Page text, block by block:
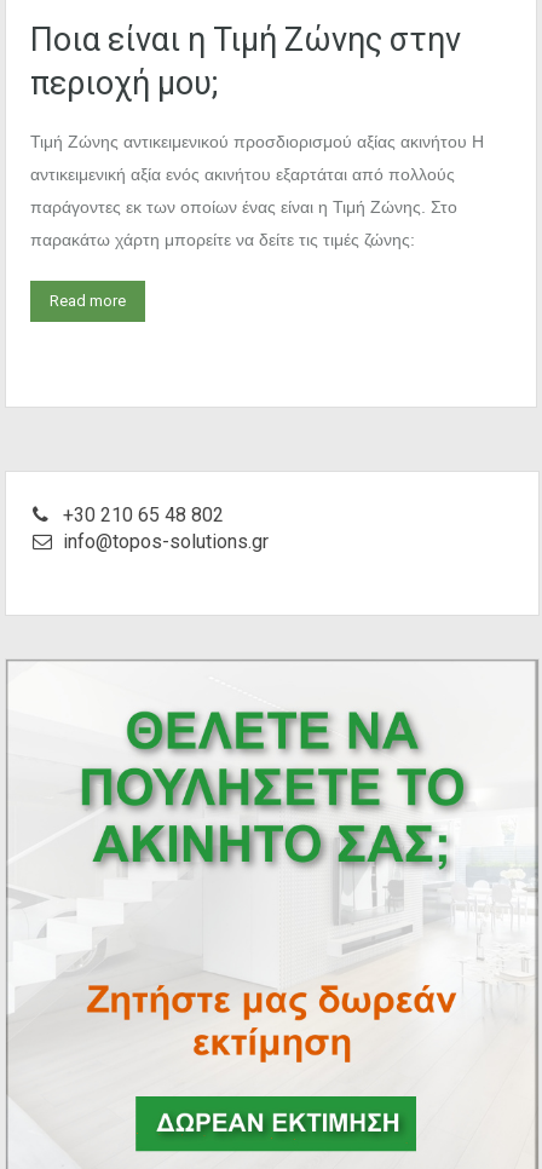
Ποια είναι η Τιμή Ζώνης στην
περιοχή μου;
Τιμή Ζώνης αντικειμενικού προσδιορισμού αξίας ακινήτου Η
αντικειμενική αξία ενός ακινήτου εξαρτάται από πολλούς
παράγοντες εκ των οποίων ένας είναι η Τιμή Ζώνης. Στο
παρακάτω χάρτη μπορείτε να δείτε τις τιμές ζώνης:
Read more
+30 210 65 48 802
info@topos-solutions.gr